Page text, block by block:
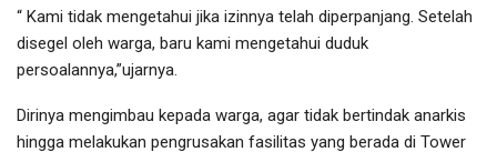
“ Kami tidak mengetahui jika izinnya telah diperpanjang. Setelah
disegel oleh warga, baru kami mengetahui duduk
persoalannya,”ujarnya.
Dirinya mengimbau kepada warga, agar tidak bertindak anarkis
hingga melakukan pengrusakan fasilitas yang berada di Tower